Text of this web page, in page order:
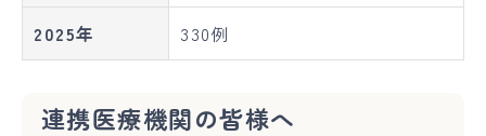
2025年 330例
連携医療機関の皆様へ